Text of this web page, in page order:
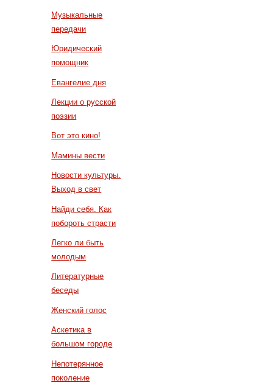
Музыкальные
передачи
Юридический
помощник
Евангелие дня
Лекции о русской
поэзии
Вот это кино!
Мамины вести
Новости культуры.
Выход в свет
Найди себя. Как
побороть страсти
Легко ли быть
молодым
Литературные
беседы
Женский голос
Аскетика в
большом городе
Непотерянное
поколение